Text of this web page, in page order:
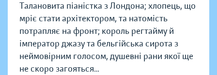
Талановита піаністка з Лондона; хлопець, що
мріє стати архітектором, та натомість
потрапляє на фронт; король регтайму й
імператор джазу та бельгійська сирота з
неймовірним голосом, душевні рани якої ще
не скоро загояться…